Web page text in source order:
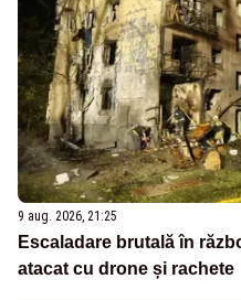
9 aug. 2026, 21:25
Escaladare brutală în
atacat cu drone și rachete